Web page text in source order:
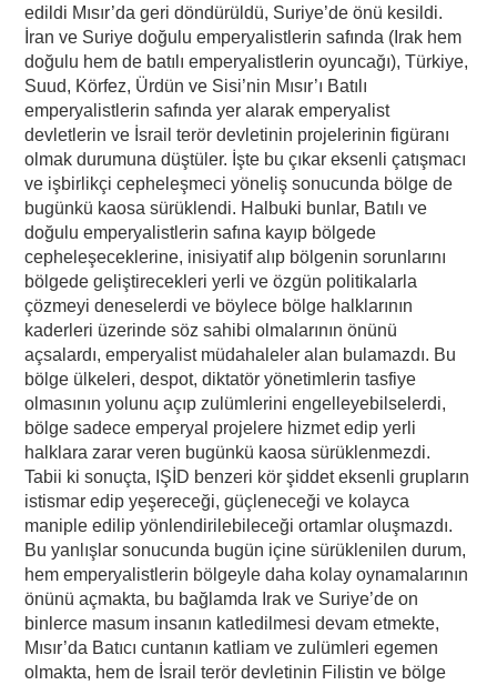
edildi Mısır’da geri döndürüldü, Suriye’de önü kesildi.
İran ve Suriye doğulu emperyalistlerin safında (Irak hem
doğulu hem de batılı emperyalistlerin oyuncağı), Türkiye,
Suud, Körfez, Ürdün ve Sisi’nin Mısır’ı Batılı
emperyalistlerin safında yer alarak emperyalist
devletlerin ve İsrail terör devletinin projelerinin figüranı
olmak durumuna düştüler. İşte bu çıkar eksenli çatışmacı
ve işbirlikçi cepheleşmeci yöneliş sonucunda bölge de
bugünkü kaosa sürüklendi. Halbuki bunlar, Batılı ve
doğulu emperyalistlerin safına kayıp bölgede
cepheleşeceklerine, inisiyatif alıp bölgenin sorunlarını
bölgede geliştirecekleri yerli ve özgün politikalarla
çözmeyi deneselerdi ve böylece bölge halklarının
kaderleri üzerinde söz sahibi olmalarının önünü
açsalardı, emperyalist müdahaleler alan bulamazdı. Bu
bölge ülkeleri, despot, diktatör yönetimlerin tasfiye
olmasının yolunu açıp zulümlerini engelleyebilselerdi,
bölge sadece emperyal projelere hizmet edip yerli
halklara zarar veren bugünkü kaosa sürüklenmezdi.
Tabii ki sonuçta, IŞİD benzeri kör şiddet eksenli grupların
istismar edip yeşereceği, güçleneceği ve kolayca
maniple edilip yönlendirilebileceği ortamlar oluşmazdı.
Bu yanlışlar sonucunda bugün içine sürüklenilen durum,
hem emperyalistlerin bölgeyle daha kolay oynamalarının
önünü açmakta, bu bağlamda Irak ve Suriye’de on
binlerce masum insanın katledilmesi devam etmekte,
Mısır’da Batıcı cuntanın katliam ve zulümleri egemen
olmakta, hem de İsrail terör devletinin Filistin ve bölge